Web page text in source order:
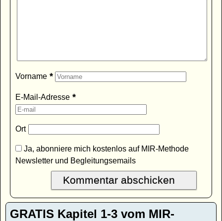
Vorname *
E-Mail-Adresse *
Ort
Ja, abonniere mich kostenlos auf MIR-Methode
Newsletter und Begleitungsemails
GRATIS Kapitel 1-3 vom MIR-